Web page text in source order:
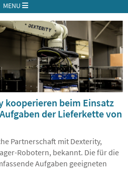
MENU
kooperieren beim Einsatz
der Lieferkette von
Partnerschaft mit Dexterity,
Robotern, bekannt. Die für die
Aufgaben geeigneten